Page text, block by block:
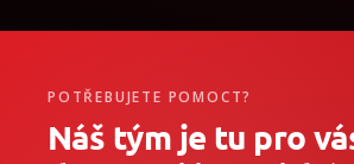
POTŘEBUJETE POMOCT?
Náš tým je tu pro